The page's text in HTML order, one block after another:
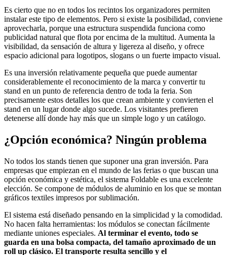
Es cierto que no en todos los recintos los organizadores permiten
instalar este tipo de elementos. Pero si existe la posibilidad, conviene
aprovecharla, porque una estructura suspendida funciona como
publicidad natural que flota por encima de la multitud. Aumenta la
visibilidad, da sensación de altura y ligereza al diseño, y ofrece
espacio adicional para logotipos, slogans o un fuerte impacto visual.
Es una inversión relativamente pequeña que puede aumentar
considerablemente el reconocimiento de la marca y convertir tu
stand en un punto de referencia dentro de toda la feria. Son
precisamente estos detalles los que crean ambiente y convierten el
stand en un lugar donde algo sucede. Los visitantes prefieren
detenerse allí donde hay más que un simple logo y un catálogo.
¿Opción económica? Ningún problema
No todos los stands tienen que suponer una gran inversión. Para
empresas que empiezan en el mundo de las ferias o que buscan una
opción económica y estética, el sistema Foldable es una excelente
elección. Se compone de módulos de aluminio en los que se montan
gráficos textiles impresos por sublimación.
El sistema está diseñado pensando en la simplicidad y la comodidad.
No hacen falta herramientas: los módulos se conectan fácilmente
mediante uniones especiales. Al terminar el evento, todo se
guarda en una bolsa compacta, del tamaño aproximado de un
roll up clásico. El transporte resulta sencillo y el